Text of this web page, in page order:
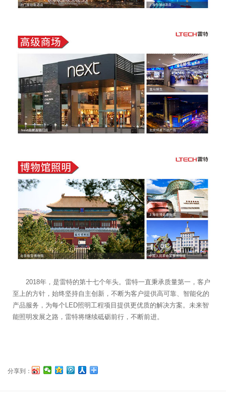
2018年，是雷特的第十七个年头。雷特一直秉承质量第一，客户
至上的方针，始终坚持自主创新，不断为客户提供高可靠、智能化的
产品服务，为每个LED照明工程项目提供更优质的解决方案。未来智
能照明发展之路，雷特将继续砥砺前行，不断前进。
分享到：